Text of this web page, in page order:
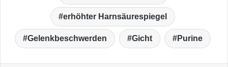
erhöhter Harnsäurespiegel
Gelenkbeschwerden Gicht Purine